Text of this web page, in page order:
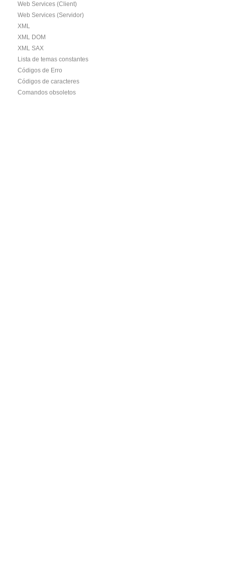
Web Services (Client)
Web Services (Servidor)
XML
XML DOM
XML SAX
Lista de temas constantes
Códigos de Erro
Códigos de caracteres
Comandos obsoletos